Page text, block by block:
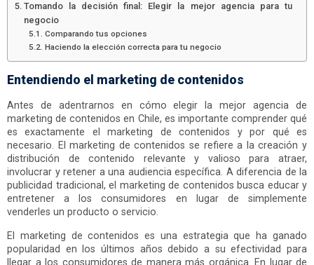
Tomando la decisión final: Elegir la mejor agencia para tu
negocio
Comparando tus opciones
Haciendo la elección correcta para tu negocio
Entendiendo el marketing de contenidos
Antes de adentrarnos en cómo elegir la mejor agencia de
marketing de contenidos en Chile, es importante comprender qué
es exactamente el marketing de contenidos y por qué es
necesario. El marketing de contenidos se refiere a la creación y
distribución de contenido relevante y valioso para atraer,
involucrar y retener a una audiencia específica. A diferencia de la
publicidad tradicional, el marketing de contenidos busca educar y
entretener a los consumidores en lugar de simplemente
venderles un producto o servicio.
El marketing de contenidos es una estrategia que ha ganado
popularidad en los últimos años debido a su efectividad para
llegar a los consumidores de manera más orgánica. En lugar de